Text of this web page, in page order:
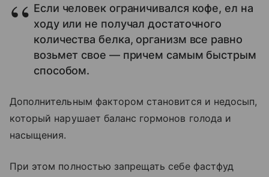
Если человек ограничивался кофе, ел на
ходу или не получал достаточного
количества белка, организм все равно
возьмет свое — причем самым быстрым
способом.
Дополнительным фактором становится и недосып,
который нарушает баланс гормонов голода и
насыщения.
При этом полностью запрещать себе фастфуд